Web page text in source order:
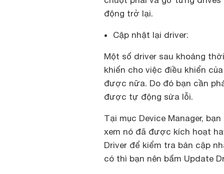
động trở lại.
Cập nhật lại driver:
Một số driver sau khoảng
khiến cho việc điều khiển
được nữa. Do đó bạn cần
được tự động sửa lỗi.
Tại mục Device Manager,
xem nó đã được kích hoạt
Driver để kiểm tra bản cập
có thì bạn nên bấm Update